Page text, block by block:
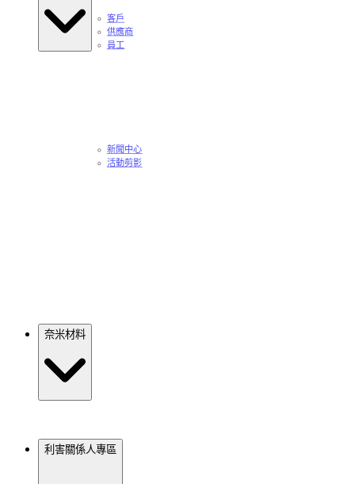
奈米材料
利害關係人專區
客戶
供應商
員工
新聞中心
活動剪影